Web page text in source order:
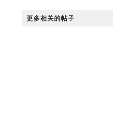
更多相关的帖子